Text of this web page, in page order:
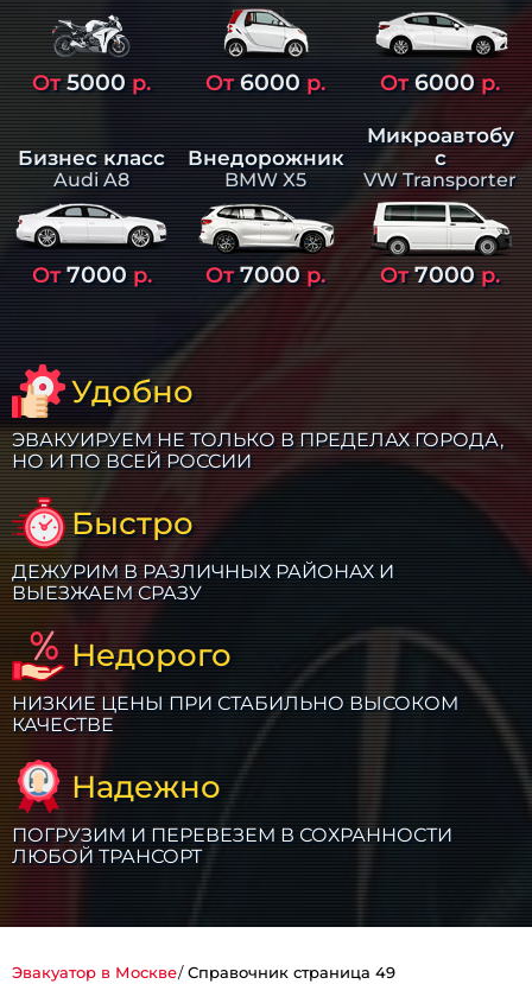
От5000 р. От6000 р. От6000р.
Бизнес класс
Audi A8
От7000 р.
Внедорожник
BMW X5
От7000р.
Микроавтобу
с
VW Transporter
От7000р.
Удобно
ЭВАКУИРУЕМ НЕ ТОЛЬКО В ПРЕДЕЛАХ ГОРОДА,
НО И ПО ВСЕЙ РОССИИ
Быстро
ДЕЖУРИМ В РАЗЛИЧНЫХ РАЙОНАХ И
ВЫЕЗЖАЕМ СРАЗУ
Недорого
НИЗКИЕ ЦЕНЫ ПРИ СТАБИЛЬНО ВЫСОКОМ
КАЧЕСТВЕ
Надежно
ПОГРУЗИМ И ПЕРЕВЕЗЕМ В СОХРАННОСТИ
ЛЮБОЙ ТРАНСОРТ
Эвакуатор в Москве Справочник страница 49